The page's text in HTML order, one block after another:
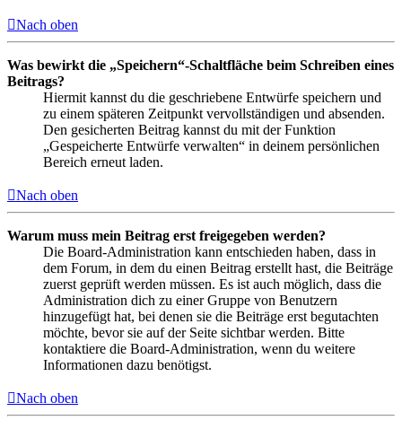
Nach oben
Was bewirkt die „Speichern“-Schaltfläche beim Schreiben eines
Beitrags?
Hiermit kannst du die geschriebene Entwürfe speichern und
zu einem späteren Zeitpunkt vervollständigen und absenden.
Den gesicherten Beitrag kannst du mit der Funktion
„Gespeicherte Entwürfe verwalten“ in deinem persönlichen
Bereich erneut laden.
Nach oben
Warum muss mein Beitrag erst freigegeben werden?
Die Board-Administration kann entschieden haben, dass in
dem Forum, in dem du einen Beitrag erstellt hast, die Beiträge
zuerst geprüft werden müssen. Es ist auch möglich, dass die
Administration dich zu einer Gruppe von Benutzern
hinzugefügt hat, bei denen sie die Beiträge erst begutachten
möchte, bevor sie auf der Seite sichtbar werden. Bitte
kontaktiere die Board-Administration, wenn du weitere
Informationen dazu benötigst.
Nach oben